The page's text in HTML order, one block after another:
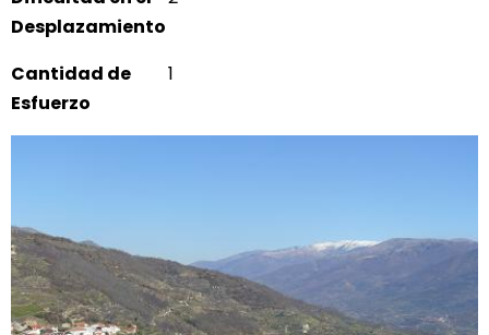
Desplazamiento
Cantidad de
Esfuerzo
1